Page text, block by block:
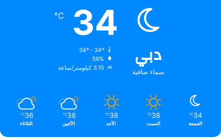
دبي
سماء صافية
34
℃
58%
3.15 كيلومتر/ساعة
34
℃
الجمعة
38
℃
السبت
38
℃
الأحد
38
℃
الأثنين
36
℃
الثلاثاء